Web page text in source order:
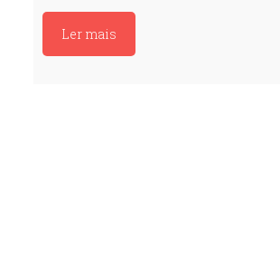
Ler mais